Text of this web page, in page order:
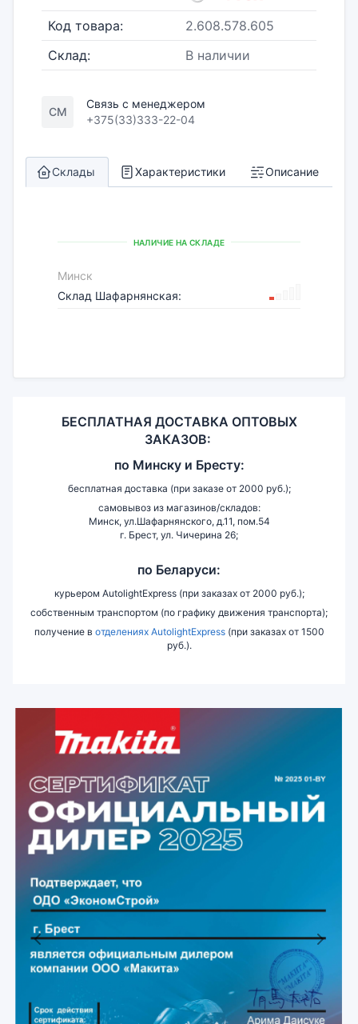
Код товара:
2.608.578.605
Склад:
В наличии
СМ
Связь с менеджером
+375(33)333-22-04
Склады Характеристики Описание
НАЛИЧИЕ НА СКЛАДЕ
Минск
Склад Шафарнянская:
БЕСПЛАТНАЯ ДОСТАВКА ОПТОВЫХ
ЗАКАЗОВ:
по Минску и Бресту:
бесплатная доставка (при заказе от 2000 руб.);
самовывоз из магазинов/складов:
Минск, ул.Шафарнянского, д.11, пом.54
г. Брест, ул. Чичерина 26;
по Беларуси:
курьером AutolightExpress (при заказах от 2000 руб.);
собственным транспортом (по графику движения транспорта);
получение в отделениях AutolightExpress(при заказах от 1500
руб.).
Previous Next